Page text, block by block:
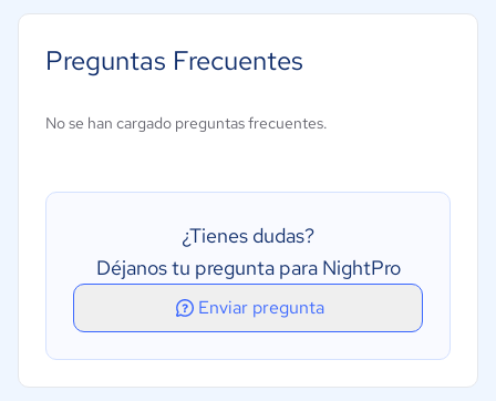
Preguntas Frecuentes
No se han cargado preguntas frecuentes.
¿Tienes dudas?
Déjanos tu pregunta para NightPro
Enviar pregunta